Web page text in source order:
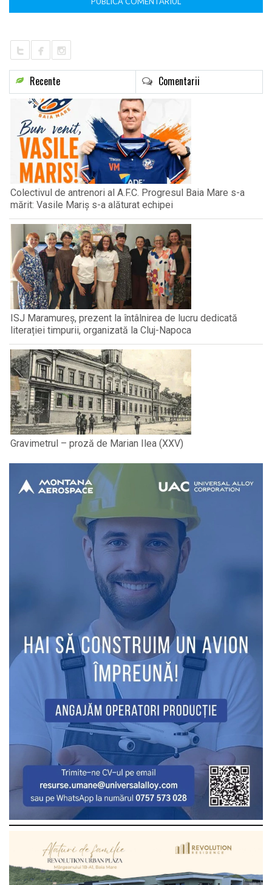
Recente Comentarii
Colectivul de antrenori al A.F.C. Progresul Baia Mare s-a
mărit: Vasile Mariș s-a alăturat echipei
ISJ Maramureș, prezent la întâlnirea de lucru dedicată
literației timpurii, organizată la Cluj-Napoca
Gravimetrul – proză de Marian Ilea (XXV)